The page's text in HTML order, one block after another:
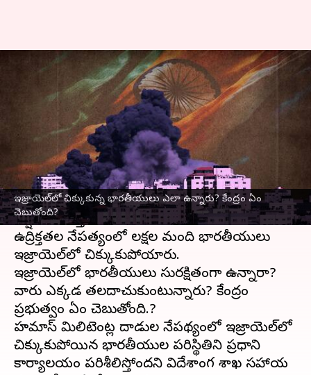
ఇజ్రాయెల్‌లో చిక్కుకున్న భారతీయులు ఎలా ఉన్నారు? కేంద్రం ఏం
చెబుతోంది?
ఇజ్రాయెల్‌లో చిక్కుకున్న భారతీయులు
ఎలా ఉన్నారు? కేంద్రం ఏం
చెబుతోంది?
వ్రాసిన వారు Stalin Oct 09, 2023 06:08 pm
ఈ వార్తాకథనం ఏంటి
పాలస్తీనాకు చెందినహమాస్‌గ్రూప్.. ఇజ్రాయెల్‌పై రాకెట్ల
వర్షం కురిపిస్తోంది.
ఉద్రిక్తతల నేపత్యంలో లక్షల మంది భారతీయులు
ఇజ్రాయెల్‌లో చిక్కుకుపోయారు.
ఇజ్రాయెల్‌లో భారతీయులు సురక్షితంగా ఉన్నారా?
వారు ఎక్కడ తలదాచుకుంటున్నారు? కేంద్రం
ప్రభుత్వం ఏం చెబుతోంది.?
హమాస్ మిలిటెంట్ల దాడుల నేపథ్యంలో ఇజ్రాయెల్‌లో
చిక్కుకుపోయిన భారతీయుల పరిస్థితిని ప్రధాని
కార్యాలయం పరిశీలిస్తోందని విదేశాంగ శాఖ సహాయ